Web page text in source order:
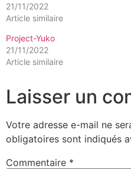
21/11/2022
Article similaire
Project-Yuko
21/11/2022
Article similaire
Laisser un
Votre adresse e-mail ne
obligatoires sont indiqués
Commentaire *